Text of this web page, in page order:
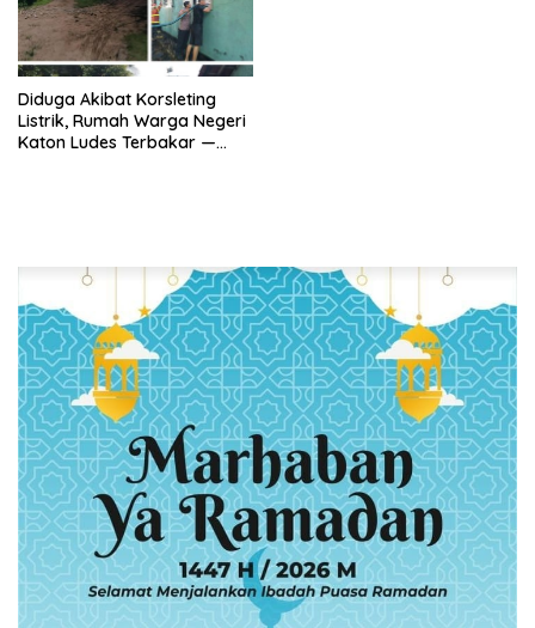
Diduga Akibat Korsleting
Listrik, Rumah Warga Negeri
Katon Ludes Terbakar —